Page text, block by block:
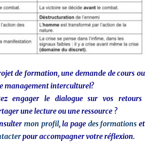
de formation, une demande de cours ou
management interculturel?
engager le dialogue sur vos retours
une lecture ou une ressource ?
mon profil, la page des formations et
pour accompagner votre réflexion.